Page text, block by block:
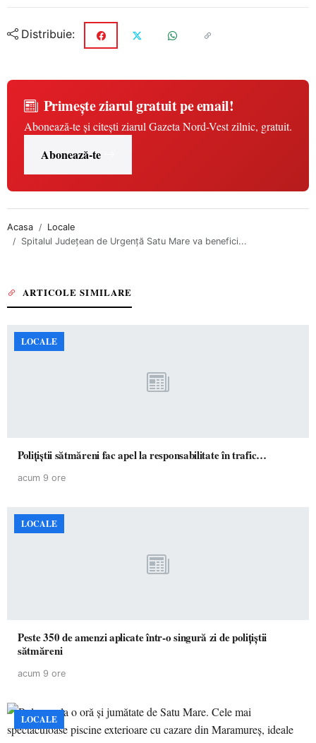
Distribuie:
Primește ziarul gratuit pe email!
Abonează-te și citești ziarul Gazeta Nord-Vest zilnic, gratuit.
Abonează-te
Acasa
Locale
Spitalul Județean de Urgență Satu Mare va benefici...
ARTICOLE SIMILARE
LOCALE
Polițiștii sătmăreni fac apel la responsabilitate în trafic…
acum 9 ore
LOCALE
Peste 350 de amenzi aplicate într-o singură zi de polițiștii
sătmăreni
acum 9 ore
LOCALE